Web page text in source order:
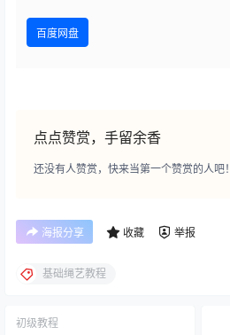
百度网盘
点点赞赏，手留余香
还没有人赞赏，快来当第一个赞赏的人吧！
海报分享 收藏 举报
基础绳艺教程
初级教程